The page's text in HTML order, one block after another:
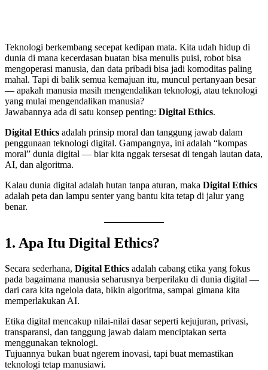
Teknologi berkembang secepat kedipan mata. Kita udah hidup di
dunia di mana kecerdasan buatan bisa menulis puisi, robot bisa
mengoperasi manusia, dan data pribadi bisa jadi komoditas paling
mahal. Tapi di balik semua kemajuan itu, muncul pertanyaan besar
— apakah manusia masih mengendalikan teknologi, atau teknologi
yang mulai mengendalikan manusia?
Jawabannya ada di satu konsep penting: Digital Ethics.
Digital Ethics adalah prinsip moral dan tanggung jawab dalam
penggunaan teknologi digital. Gampangnya, ini adalah “kompas
moral” dunia digital — biar kita nggak tersesat di tengah lautan data,
AI, dan algoritma.
Kalau dunia digital adalah hutan tanpa aturan, maka Digital Ethics
adalah peta dan lampu senter yang bantu kita tetap di jalur yang
benar.
1. Apa Itu Digital Ethics?
Secara sederhana, Digital Ethics adalah cabang etika yang fokus
pada bagaimana manusia seharusnya berperilaku di dunia digital —
dari cara kita ngelola data, bikin algoritma, sampai gimana kita
memperlakukan AI.
Etika digital mencakup nilai-nilai dasar seperti kejujuran, privasi,
transparansi, dan tanggung jawab dalam menciptakan serta
menggunakan teknologi.
Tujuannya bukan buat ngerem inovasi, tapi buat memastikan
teknologi tetap manusiawi.